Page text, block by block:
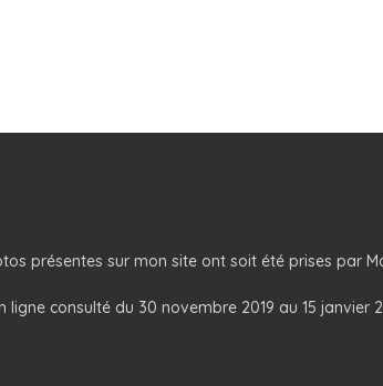
présentes sur mon site ont soit été prises par
ligne consulté du 30 novembre 2019 au 15 janvier